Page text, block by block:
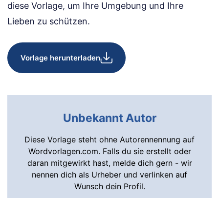
diese Vorlage, um Ihre Umgebung und Ihre
Lieben zu schützen.
Vorlage herunterladen
Unbekannt Autor
Diese Vorlage steht ohne Autorennennung auf
Wordvorlagen.com. Falls du sie erstellt oder
daran mitgewirkt hast, melde dich gern - wir
nennen dich als Urheber und verlinken auf
Wunsch dein Profil.